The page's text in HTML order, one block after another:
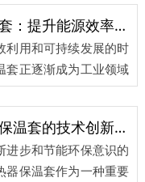
响其效率和能源消耗的
一问题，板式换热器
板式换热器保温套：提升能源效率的关键利器
利用和可持续发展的时
套正逐渐成为工业领域
键利器。...
探究板式换热器保温套的技术创新与发展趋势
进步和节能环保意识的
器保温套作为一种重要